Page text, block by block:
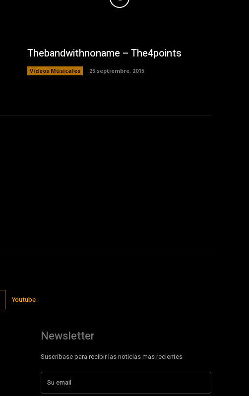
Thebandwithnoname – The4points
Videos Músicales 25 septiembre, 2015
Youtube
Newsletter
Suscríbase para recibir las noticias mas recientes